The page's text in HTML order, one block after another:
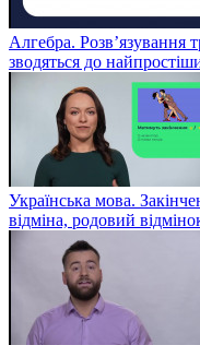
Алгебра. Розв’язування
зводяться до
Українська мова.
відміна, родовий